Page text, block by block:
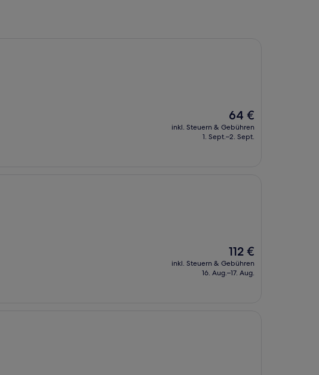
Der
Preis
beträgt
64 €
inkl. Steuern & Gebühren
1. Sept.–2. Sept.
Der
Preis
beträgt
112 €
inkl. Steuern & Gebühren
16. Aug.–17. Aug.